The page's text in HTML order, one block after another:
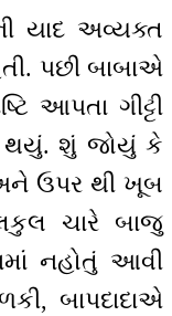
યાદ અવ્યક્ત
પછી બાબાએ
આપતા ગીટ્ટી
થયું. શું જોયું કે
ઉપર થી ખૂબ
ચારે બાજુ
નહોતું આવી
બાપદાદાએ